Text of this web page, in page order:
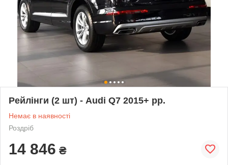
Рейлінги (2 шт) - Audi Q7 2015+ рр.
Немає в наявності
Роздріб
14 846 ₴